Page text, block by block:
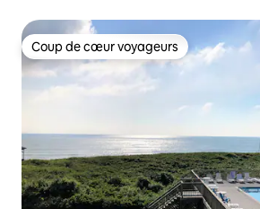
Coup de cœur voyageurs
Coup de cœur voyageurs